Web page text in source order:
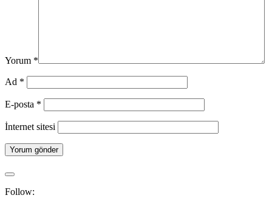
Yorum *
Ad *
E-posta *
İnternet sitesi
Follow: